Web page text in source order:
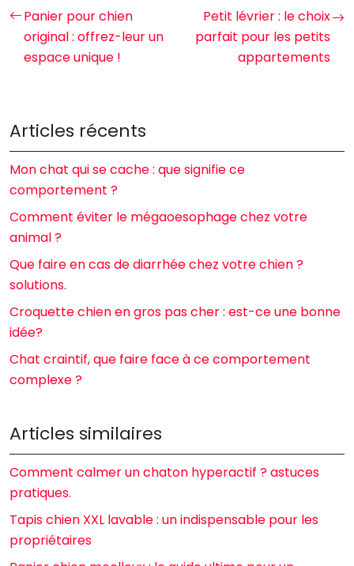
Panier pour chien
original : offrez-leur un
espace unique !
Petit lévrier : le choix
parfait pour les petits
appartements
Articles récents
Mon chat qui se cache : que signifie ce
comportement ?
Comment éviter le mégaoesophage chez votre
animal ?
Que faire en cas de diarrhée chez votre chien ?
solutions.
Croquette chien en gros pas cher : est-ce une bonne
idée?
Chat craintif, que faire face à ce comportement
complexe ?
Articles similaires
Comment calmer un chaton hyperactif ? astuces
pratiques.
Tapis chien XXL lavable : un indispensable pour les
propriétaires